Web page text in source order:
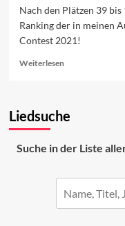
Nach den Plätzen 39
Ranking der in meinen
Contest 2021!
WeiterlesenRead
Top
ESC-
Liedsuche
Suche in der Liste